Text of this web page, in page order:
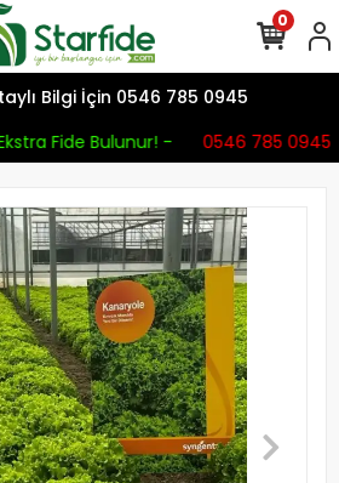
Bilgi İçin 0546 785 0945
Fide Bulunur! -
0546 785 0945
0